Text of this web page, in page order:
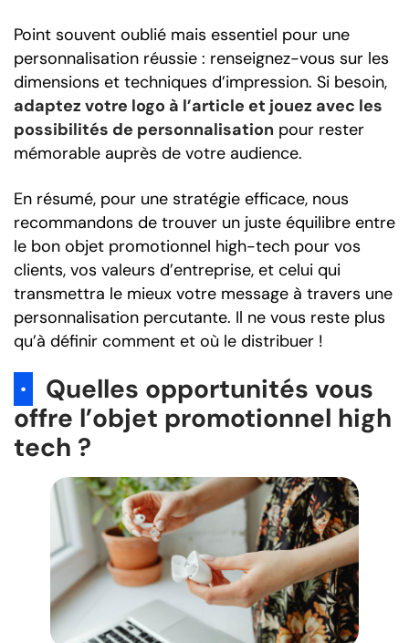
Point souvent oublié mais essentiel pour une
personnalisation réussie : renseignez-vous sur les
dimensions et techniques d’impression. Si besoin,
adaptez votre logo à l’article et jouez avec les
possibilités de personnalisation pour rester
mémorable auprès de votre audience.
En résumé, pour une stratégie efficace, nous
recommandons de trouver un juste équilibre entre
le bon objet promotionnel high-tech pour vos
clients, vos valeurs d’entreprise, et celui qui
transmettra le mieux votre message à travers une
personnalisation percutante. Il ne vous reste plus
qu’à définir comment et où le distribuer !
·
Quelles opportunités vous
offre l’objet promotionnel high
tech ?